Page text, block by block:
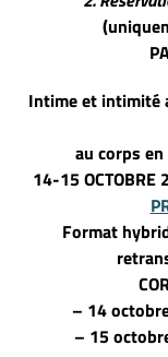
Intime et intimité
au corps
14-15 OCTOBRE
Format
– 14
– 15